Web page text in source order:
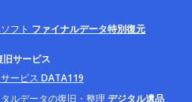
フト ファイナルデータ特別復元
サービス
ービス DATA119
ルデータの復旧・整理 デジタル遺品